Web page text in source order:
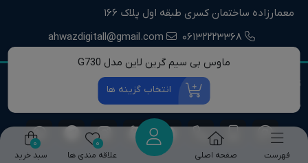
ما وارد کننده مستقیم انواع کامپیوتر،لپ تاپ و سخت افزار استوک و
اوپن باکس در جنوب غرب کشور هستیم.
اهواز دیجیتال نماینده فروش و خدمات انواع کامپیوترهای خانگی و
حرفه ای و همچنین انواع لپتاپ، سخت افزار و کالای جانبی در استان
خوزستان و جنوب غرب کشور است.
اهواز دیجیتال تنها یک فروشگاه نیست، بلکه یک مرجع تخصصی
کامپیوتر و لپ تاپ است. تیم مشاوره و پشتیبانی ما آماده راهنمایی
خریداران در انتخاب درست و ارائه خدمات پس از فروش است.
معمارزاده ساختمان کسری طبقه اول پلاک 166
06132223368
ahwazdigitall@gmail.com
تمامی حقوق مادی و معنوی این وب سایت برای مرکز کامپیوتر اهواز
دیجیتال محفوظ است.
ماوس بی سیم گرین لاین مدل G730
انتخاب گزینه ها
فهرست صفحه اصلی
0
علاقه مندی ها
0
سبد خرید